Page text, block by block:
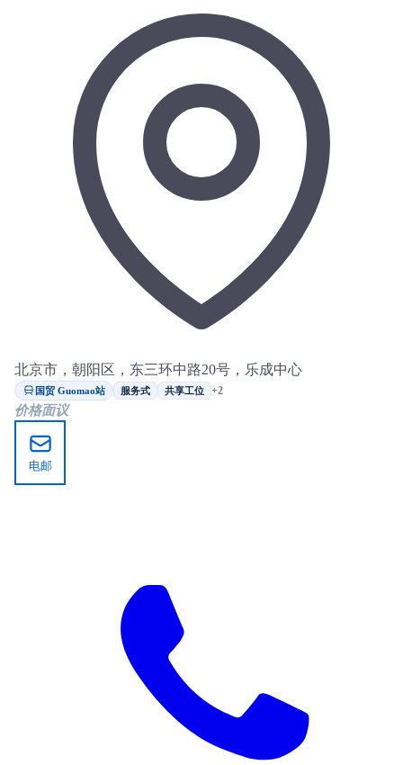
北京市，朝阳区，东三环中路20号，乐成中心
国贸 Guomao站 服务式 共享工位 +2
价格面议
电邮